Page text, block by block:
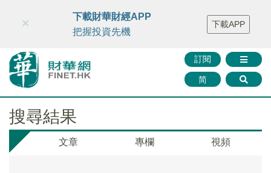
財華智庫網 FINTV FINMETA 財華證券 媒體矩陣
智庫沙龍
聯絡我們
訂閱
简
×
下載財華財經APP
把握投資先機
下載APP
搜尋結果
文章 專欄 視頻